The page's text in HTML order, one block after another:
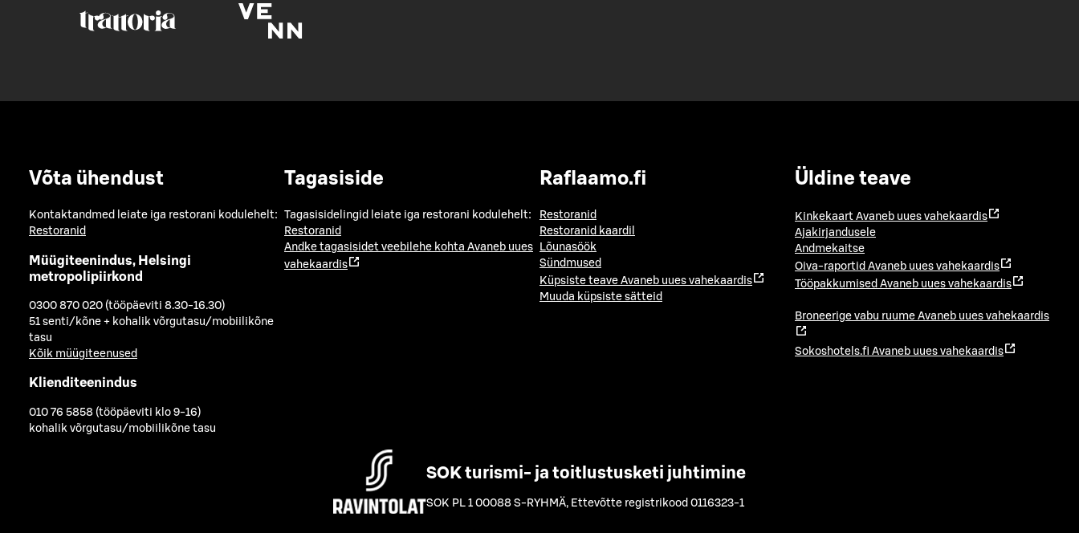
Võta ühendust
Kontaktandmed leiate iga restorani kodulehelt:
Restoranid
Müügiteenindus, Helsingi
metropolipiirkond
0300 870 020 (tööpäeviti 8.30-16.30)
51 senti/kõne + kohalik võrgutasu/mobiilikõne
tasu
Kõik müügiteenused
Klienditeenindus
010 76 5858 (tööpäeviti klo 9-16)
kohalik võrgutasu/mobiilikõne tasu
Tagasiside
Tagasisidelingid leiate iga restorani kodulehelt:
Restoranid
Andke tagasisidet veebilehe kohta Avaneb uues
vahekaardis
Raflaamo.fi
Restoranid
Restoranid kaardil
Lõunasöök
Sündmused
Küpsiste teave Avaneb uues vahekaardis
Muuda küpsiste sätteid
Üldine teave
Kinkekaart Avaneb uues vahekaardis
Ajakirjandusele
Andmekaitse
Oiva-raportid Avaneb uues vahekaardis
Tööpakkumised Avaneb uues vahekaardis
Broneerige vabu ruume Avaneb uues vahekaardis
Sokoshotels.fi Avaneb uues vahekaardis
SOK turismi- ja toitlustusketi juhtimine
SOK PL 1 00088 S-RYHMÄ, Ettevõtte registrikood 0116323-1